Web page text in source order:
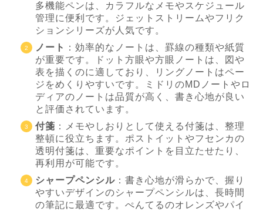
多機能ペンは、カラフルなメモやスケジュール
管理に便利です。ジェットストリームやフリク
ションシリーズが人気です。
ノート
：効率的なノートは、罫線の種類や紙質
が重要です。ドット方眼や方眼ノートは、図や
表を描くのに適しており、リングノートはペー
ジをめくりやすいです。ミドリのMDノートやロ
ディアのノートは品質が高く、書き心地が良い
と評価されています。
付箋 ：メモやしおりとして使える付箋は、整理
整頓に役立ちます。ポストイットやフセンカの
透明付箋は、重要なポイントを目立たせたり、
再利用が可能です。
シャープペンシル ：書き心地が滑らかで、握り
やすいデザインのシャープペンシルは、長時間
の筆記に最適です。ぺんてるのオレンズやパイ